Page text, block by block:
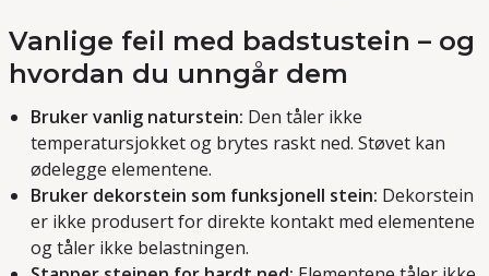
Vanlige feil med badstustein – og
hvordan du unngår dem
Bruker vanlig naturstein: Den tåler ikke
temperatursjokket og brytes raskt ned. Støvet kan
ødelegge elementene.
Bruker dekorstein som funksjonell stein: Dekorstein
er ikke produsert for direkte kontakt med elementene
og tåler ikke belastningen.